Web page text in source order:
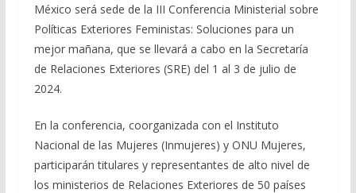
México será sede de la III Conferencia Ministerial sobre
Políticas Exteriores Feministas: Soluciones para un
mejor mañana, que se llevará a cabo en la Secretaría
de Relaciones Exteriores (SRE) del 1 al 3 de julio de
2024.
En la conferencia, coorganizada con el Instituto
Nacional de las Mujeres (Inmujeres) y ONU Mujeres,
participarán titulares y representantes de alto nivel de
los ministerios de Relaciones Exteriores de 50 países